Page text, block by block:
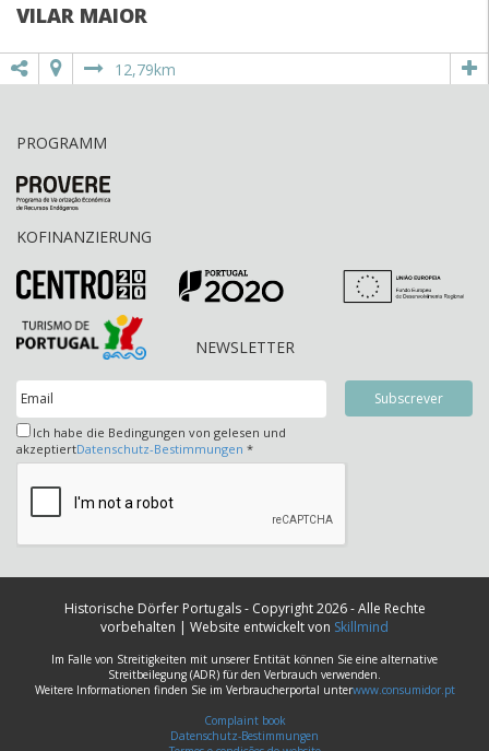
VILAR MAIOR
12,79km
PROGRAMM
KOFINANZIERUNG
NEWSLETTER
Ich habe die Bedingungen von gelesen und
akzeptiertDatenschutz-Bestimmungen *
Historische Dörfer Portugals - Copyright 2026 - Alle Rechte
vorbehalten | Website entwickelt von Skillmind
Im Falle von Streitigkeiten mit unserer Entität können Sie eine alternative
Streitbeilegung (ADR) für den Verbrauch verwenden.
Weitere Informationen finden Sie im Verbraucherportal unterwww.consumidor.pt
Complaint book
Datenschutz-Bestimmungen